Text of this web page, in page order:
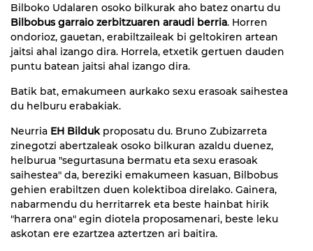
Bilboko Udalaren osoko bilkurak aho batez onartu du
Bilbobus garraio zerbitzuaren araudi berria. Horren
ondorioz, gauetan, erabiltzaileak bi geltokiren artean
jaitsi ahal izango dira. Horrela, etxetik gertuen dauden
puntu batean jaitsi ahal izango dira.
Batik bat, emakumeen aurkako sexu erasoak saihestea
du helburu erabakiak.
Neurria EH Bildukproposatu du. Bruno Zubizarreta
zinegotzi abertzaleak osoko bilkuran azaldu duenez,
helburua "segurtasuna bermatu eta sexu erasoak
saihestea" da, bereziki emakumeen kasuan, Bilbobus
gehien erabiltzen duen kolektiboa direlako. Gainera,
nabarmendu du herritarrek eta beste hainbat hirik
"harrera ona" egin diotela proposamenari, beste leku
askotan ere ezartzea aztertzen ari baitira.